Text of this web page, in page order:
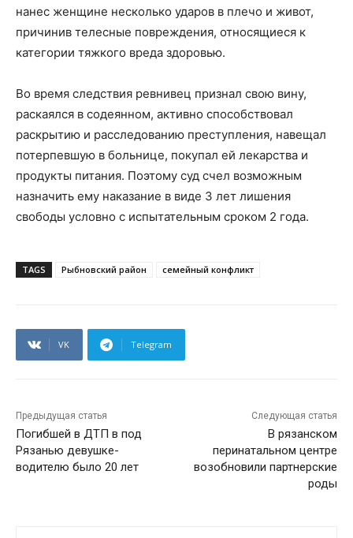
нанес женщине несколько ударов в плечо и живот,
причинив телесные повреждения, относящиеся к
категории тяжкого вреда здоровью.
Во время следствия ревнивец признал свою вину,
раскаялся в содеянном, активно способствовал
раскрытию и расследованию преступления, навещал
потерпевшую в больнице, покупал ей лекарства и
продукты питания. Поэтому суд счел возможным
назначить ему наказание в виде 3 лет лишения
свободы условно с испытательным сроком 2 года.
TAGS Рыбновский район семейный конфликт
VK Telegram
Предыдущая статья
Погибшей в ДТП в под
Рязанью девушке-
водителю было 20 лет
Следующая статья
В рязанском
перинатальном центре
возобновили партнерские
роды